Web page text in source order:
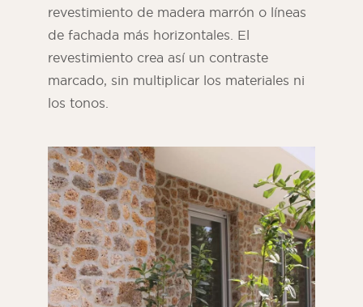
revestimiento de madera marrón o líneas
de fachada más horizontales. El
revestimiento crea así un contraste
marcado, sin multiplicar los materiales ni
los tonos.